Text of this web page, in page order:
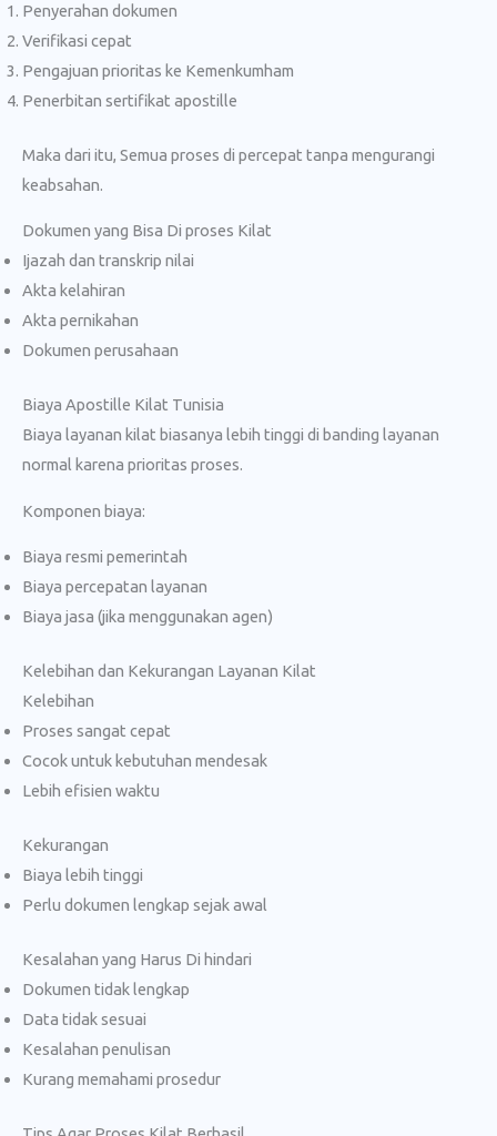
Penyerahan dokumen
Verifikasi cepat
Pengajuan prioritas ke Kemenkumham
Penerbitan sertifikat apostille
Maka dari itu, Semua proses di percepat tanpa mengurangi
keabsahan.
Dokumen yang Bisa Di proses Kilat
Ijazah dan transkrip nilai
Akta kelahiran
Akta pernikahan
Dokumen perusahaan
Biaya Apostille Kilat Tunisia
Biaya layanan kilat biasanya lebih tinggi di banding layanan
normal karena prioritas proses.
Komponen biaya:
Biaya resmi pemerintah
Biaya percepatan layanan
Biaya jasa (jika menggunakan agen)
Kelebihan dan Kekurangan Layanan Kilat
Kelebihan
Proses sangat cepat
Cocok untuk kebutuhan mendesak
Lebih efisien waktu
Kekurangan
Biaya lebih tinggi
Perlu dokumen lengkap sejak awal
Kesalahan yang Harus Di hindari
Dokumen tidak lengkap
Data tidak sesuai
Kesalahan penulisan
Kurang memahami prosedur